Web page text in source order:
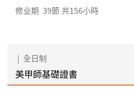
修业期 39節 共156小時
| 全日制
美甲師基礎證書